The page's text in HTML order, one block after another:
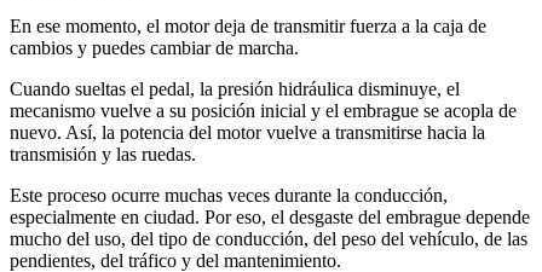
En ese momento, el motor deja de transmitir fuerza a la caja de
cambios y puedes cambiar de marcha.
Cuando sueltas el pedal, la presión hidráulica disminuye, el
mecanismo vuelve a su posición inicial y el embrague se acopla de
nuevo. Así, la potencia del motor vuelve a transmitirse hacia la
transmisión y las ruedas.
Este proceso ocurre muchas veces durante la conducción,
especialmente en ciudad. Por eso, el desgaste del embrague depende
mucho del uso, del tipo de conducción, del peso del vehículo, de las
pendientes, del tráfico y del mantenimiento.